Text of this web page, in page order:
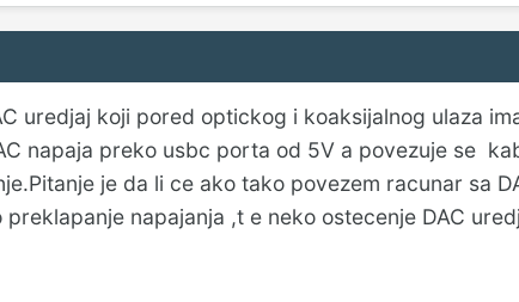
uredjaj koji pored optickog i koaksijalnog ulaza
napaja preko usbc porta od 5V a povezuje se
je da li ce ako tako povezem racunar sa
napajanja ,t e neko ostecenje DAC